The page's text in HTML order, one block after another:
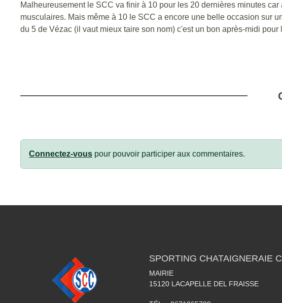
Malheureusement le SCC va finir à 10 pour les 20 dernières minutes
musculaires. Mais même à 10 le SCC a encore une belle occasion sur
du 5 de Vézac (il vaut mieux taire son nom) c'est un bon après-midi pour
Connectez-vous pour pouvoir participer aux commentaires.
SPORTING CHATAIGNERAIE
MAIRIE
15120 LACAPELLE DEL FRAISSE